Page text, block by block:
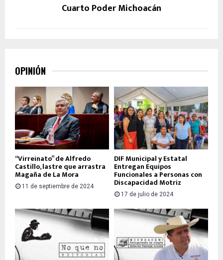
Cuarto Poder Michoacán
OPINIÓN
“Virreinato” de Alfredo
Castillo, lastre que arrastra
Magaña de La Mora
11 de septiembre de 2024
DIF Municipal y Estatal
Entregan Equipos
Funcionales a Personas con
Discapacidad Motriz
17 de julio de 2024